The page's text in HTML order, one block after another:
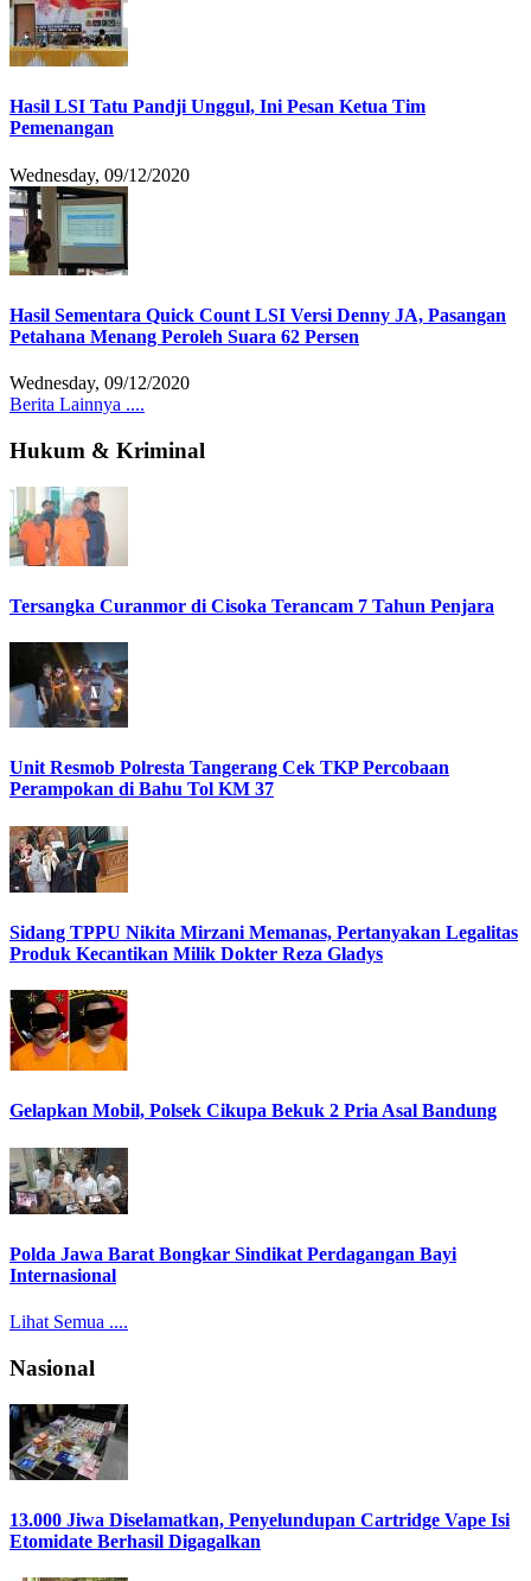
Hasil LSI Tatu Pandji Unggul, Ini Pesan Ketua Tim
Pemenangan
Wednesday, 09/12/2020
Hasil Sementara Quick Count LSI Versi Denny JA, Pasangan
Petahana Menang Peroleh Suara 62 Persen
Wednesday, 09/12/2020
Berita Lainnya ....
Hukum & Kriminal
Tersangka Curanmor di Cisoka Terancam 7 Tahun Penjara
Unit Resmob Polresta Tangerang Cek TKP Percobaan
Perampokan di Bahu Tol KM 37
Sidang TPPU Nikita Mirzani Memanas, Pertanyakan Legalitas
Produk Kecantikan Milik Dokter Reza Gladys
Gelapkan Mobil, Polsek Cikupa Bekuk 2 Pria Asal Bandung
Polda Jawa Barat Bongkar Sindikat Perdagangan Bayi
Internasional
Lihat Semua ....
Nasional
13.000 Jiwa Diselamatkan, Penyelundupan Cartridge Vape Isi
Etomidate Berhasil Digagalkan